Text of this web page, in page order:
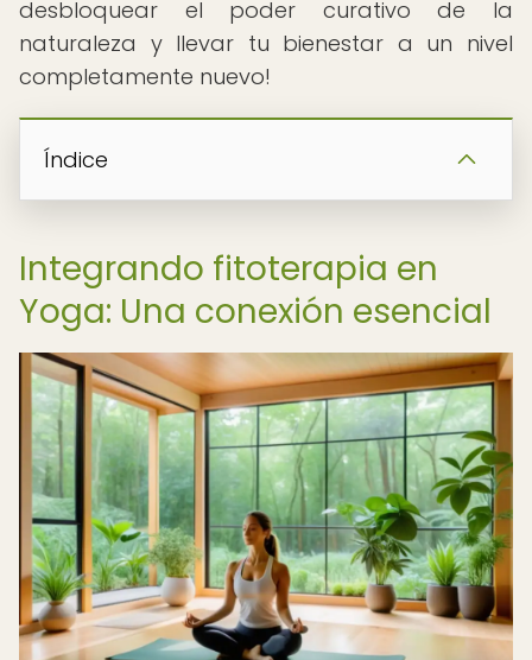
desbloquear el poder curativo de la
naturaleza y llevar tu bienestar a un nivel
completamente nuevo!
Índice
Integrando fitoterapia en
Yoga: Una conexión esencial